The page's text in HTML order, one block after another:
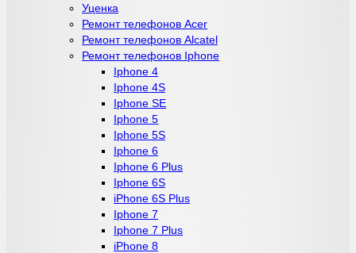
Уценка
Ремонт телефонов Acer
Ремонт телефонов Alcatel
Ремонт телефонов Iphone
Iphone 4
Iphone 4S
Iphone SE
Iphone 5
Iphone 5S
Iphone 6
Iphone 6 Plus
Iphone 6S
iPhone 6S Plus
Iphone 7
Iphone 7 Plus
iPhone 8